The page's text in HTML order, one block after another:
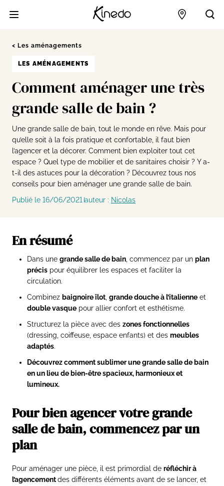
Points de
Les aménagements
LES AMÉNAGEMENTS
Comment aménager une très
grande salle de bain ?
Une grande salle de bain, tout le monde en rêve. Mais pour
qu’elle soit à la fois pratique et confortable, il faut bien
l’agencer et la décorer. Comment bien exploiter tout cet
espace ? Quel type de mobilier et de sanitaires choisir ? Y a-
t-il des astuces pour la décoration ? Découvrez tous nos
conseils pour bien aménager une grande salle de bain.
Publié le 16/06/2021 auteur : Nicolas
En résumé
Dans une grande salle de bain , commencez par un plan
précis pour équilibrer les espaces et faciliter la
circulation.
Combinez baignoire îlot grande douche à l’italienne et
double vasque pour allier confort et esthétisme.
Structurez la pièce avec des zones fonctionnelles
(dressing, coiffeuse, espace enfants) et des meubles
adaptés.
Découvrez comment sublimer une grande salle de bain
en un lieu de bien-être spacieux, harmonieux et
lumineux.
Pour bien agencer votre grande
salle de bain, commencez par un
plan
Pour aménager une pièce, il est primordial de réfléchir à
l’agencementdes différents éléments avant de se lancer, et